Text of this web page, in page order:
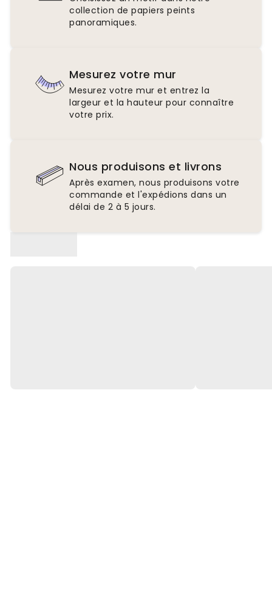
collection de papiers peints
panoramiques.
Mesurez votre mur
Mesurez votre mur et entrez la
largeur et la hauteur pour connaître
votre prix.
Nous produisons et livrons
Après examen, nous produisons votre
commande et l'expédions dans un
délai de 2 à 5 jours.